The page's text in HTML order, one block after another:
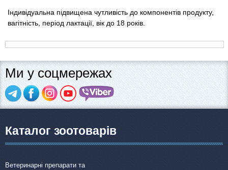
Індивідуальна підвищена чутливість до компонентів продукту,
вагітність, період лактації, вік до 18 років.
Ми у соцмережах
Каталог зоотоварів
Ветеринарні препарати та